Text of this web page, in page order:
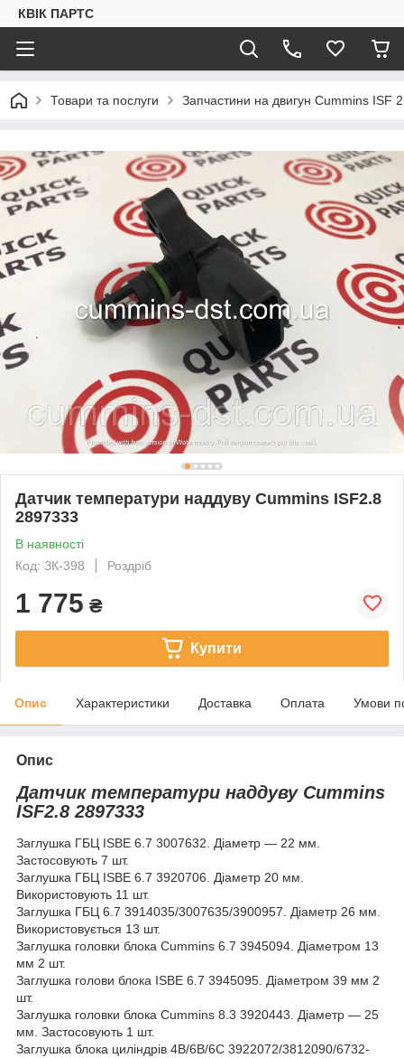
КВІК ПАРТС
Товари та послуги Запчастини на двигун Cummins ISF
Датчик температури наддуву Cummins ISF2.8
2897333
В наявності
Код: ЗК-398
Роздріб
1 775 ₴
Купити
Опис Характеристики Доставка Оплата Умови
Опис
Датчик температури наддуву Cummins
ISF2.8 2897333
Заглушка ГБЦ ISBE 6.7 3007632. Діаметр — 22 мм.
Застосовують 7 шт.
Заглушка ГБЦ ISBE 6.7 3920706. Діаметр 20 мм.
Використовують 11 шт.
Заглушка ГБЦ 6.7 3914035/3007635/3900957. Діаметр 26 мм.
Використовується 13 шт.
Заглушка головки блока Cummins 6.7 3945094. Діаметром 13
мм 2 шт.
Заглушка голови блока ISBE 6.7 3945095. Діаметром 39 мм 2
шт.
Заглушка головки блока Cummins 8.3 3920443. Діаметр — 25
мм. Застосовують 1 шт.
Заглушка блока циліндрів 4B/6B/6C 3922072/3812090/6732-